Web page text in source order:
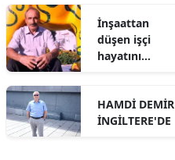
İnşaattan
düşen işçi
hayatını
HAMDİ DEMİR
İNGİLTERE'DE